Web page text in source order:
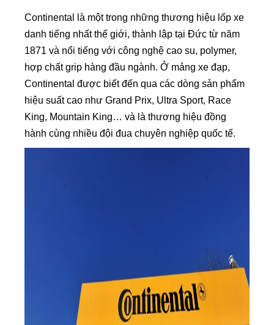
Continental là một trong những thương hiệu lốp xe
danh tiếng nhất thế giới, thành lập tại Đức từ năm
1871 và nổi tiếng với công nghệ cao su, polymer,
hợp chất grip hàng đầu ngành. Ở mảng xe đạp,
Continental được biết đến qua các dòng sản phẩm
hiệu suất cao như Grand Prix, Ultra Sport, Race
King, Mountain King… và là thương hiệu đồng
hành cùng nhiều đội đua chuyên nghiệp quốc tế.